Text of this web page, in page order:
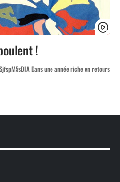
!
Dans une année riche en retours